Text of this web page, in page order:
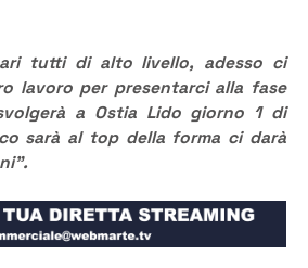
tutti di alto livello, adesso ci
lavoro per presentarci alla fase
a Ostia Lido giorno 1 di
sarà al top della forma ci darà